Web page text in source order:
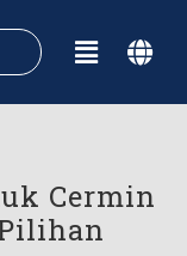
Cermin